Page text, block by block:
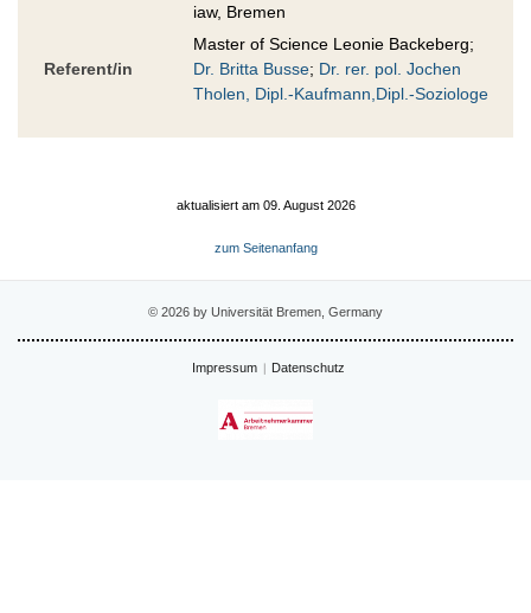
iaw, Bremen
Referent/in
Master of Science Leonie Backeberg;
Dr. Britta Busse; Dr. rer. pol. Jochen
Tholen, Dipl.-Kaufmann,Dipl.-Soziologe
aktualisiert am 09. August 2026
zum Seitenanfang
© 2026 by Universität Bremen, Germany
Impressum Datenschutz